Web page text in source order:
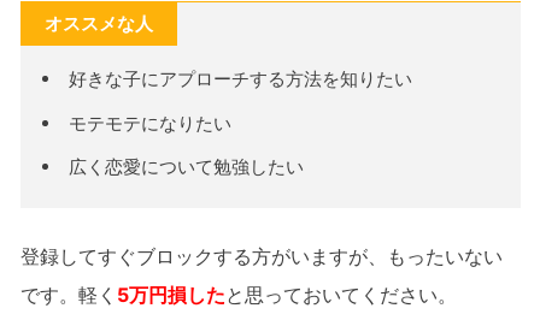
オススメな人
好きな子にアプローチする方法を知りたい
モテモテになりたい
広く恋愛について勉強したい
登録してすぐブロックする方がいますが、もったいない
です。軽く 5万円損したと思っておいてください。